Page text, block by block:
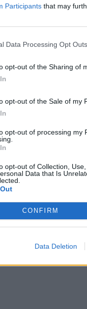
Participants that may
Data Processing Opt Outs
opt-out of the Sharing of
opt-out of the Sale of my
opt-out of processing my
opt-out of Collection,
Data that Is
CONFIRM
Data Deletion
. A 2021-es
Kövess minket a